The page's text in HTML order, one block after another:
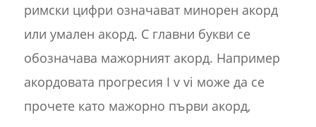
римски цифри означават минорен акорд
или умален акорд. С главни букви се
обозначава мажорният акорд. Например
акордовата прогресия I v vi може да се
прочете като мажорно първи акорд,